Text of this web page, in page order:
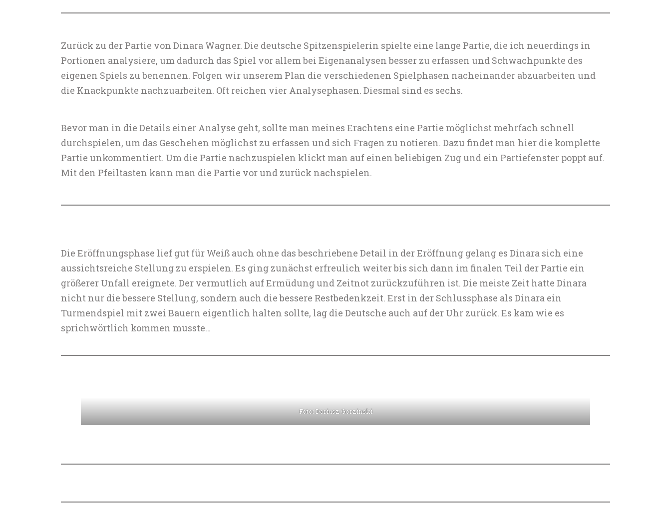
Zurück zu der Partie von Dinara Wagner. Die deutsche Spitzenspielerin spielte eine lange Partie, die ich neuerdings in
Portionen analysiere, um dadurch das Spiel vor allem bei Eigenanalysen besser zu erfassen und Schwachpunkte des
eigenen Spiels zu benennen. Folgen wir unserem Plan die verschiedenen Spielphasen nacheinander abzuarbeiten und
die Knackpunkte nachzuarbeiten. Oft reichen vier Analysephasen. Diesmal sind es sechs.
Bevor man in die Details einer Analyse geht, sollte man meines Erachtens eine Partie möglichst mehrfach schnell
durchspielen, um das Geschehen möglichst zu erfassen und sich Fragen zu notieren. Dazu findet man hier die komplette
Partie unkommentiert. Um die Partie nachzuspielen klickt man auf einen beliebigen Zug und ein Partiefenster poppt auf.
Mit den Pfeiltasten kann man die Partie vor und zurück nachspielen.
Die Eröffnungsphase lief gut für Weiß auch ohne das beschriebene Detail in der Eröffnung gelang es Dinara sich eine
aussichtsreiche Stellung zu erspielen. Es ging zunächst erfreulich weiter bis sich dann im finalen Teil der Partie ein
größerer Unfall ereignete. Der vermutlich auf Ermüdung und Zeitnot zurückzuführen ist. Die meiste Zeit hatte Dinara
nicht nur die bessere Stellung, sondern auch die bessere Restbedenkzeit. Erst in der Schlussphase als Dinara ein
Turmendspiel mit zwei Bauern eigentlich halten sollte, lag die Deutsche auch auf der Uhr zurück. Es kam wie es
sprichwörtlich kommen musste…
Foto: Dariusz Gorzinski